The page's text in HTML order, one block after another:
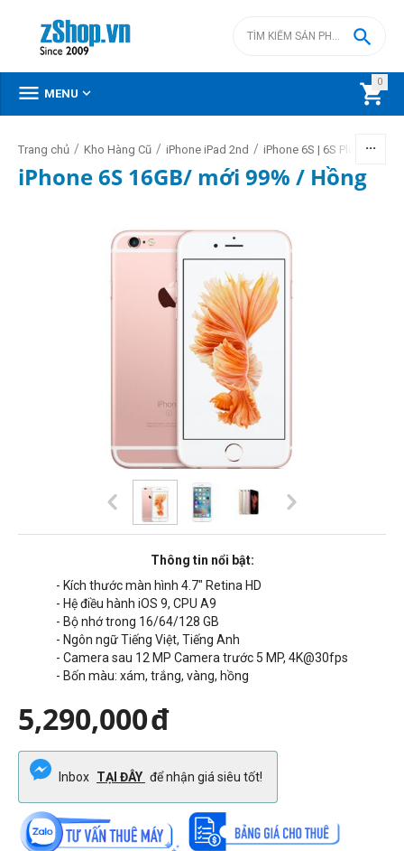
0


 MENU 
Trang chủ / Kho Hàng Cũ / iPhone iPad 2nd / iPhone 6S | 6S Plus Cũ
iPhone 6S 16GB/ mới 99% / Hồng
Thông tin nổi bật:
- Kích thước màn hình 4.7" Retina HD
- Hệ điều hành iOS 9, CPU A9
- Bộ nhớ trong 16/64/128 GB
- Ngôn ngữ Tiếng Việt, Tiếng Anh
- Camera sau 12 MP Camera trước 5 MP, 4K@30fps
- Bốn màu: xám, trắng, vàng, hồng
5,290,000đ
Inbox TẠI ĐÂY để nhận giá siêu tốt!